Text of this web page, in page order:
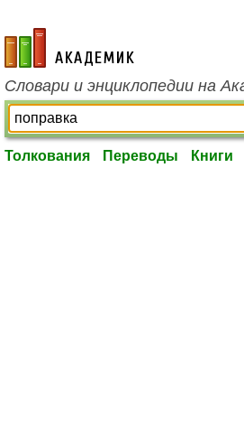
academic.ru
Словари и энциклопедии на
Толкования Переводы Книги